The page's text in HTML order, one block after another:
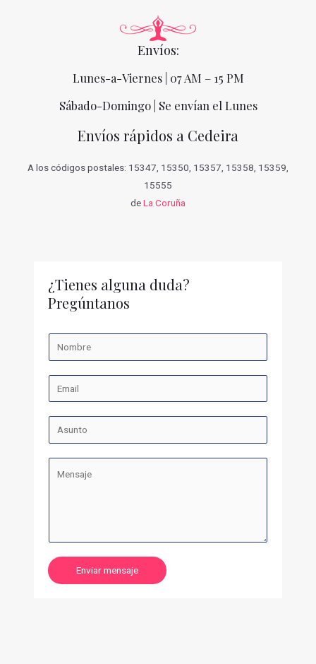
Envíos:
Lunes-a-Viernes | 07 AM – 15 PM
Sábado-Domingo | Se envían el Lunes
Envíos rápidos a Cedeira
A los códigos postales: 15347, 15350, 15357, 15358, 15359,
15555
deLa Coruña
¿Tienes alguna duda?
Pregúntanos
Enviar mensaje